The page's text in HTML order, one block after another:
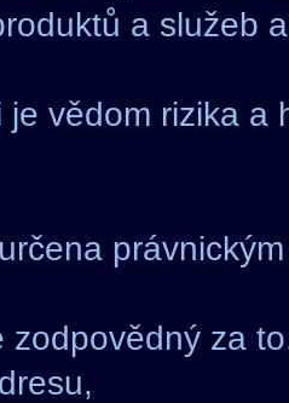
a služeb
je vědom rizika a
zodpovědný za